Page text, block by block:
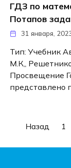
ГДЗ по
Потапов
31 января,
Тип: Учебник
М.К,,
Просвещение
представлено
Навигация
записям
Назад 1